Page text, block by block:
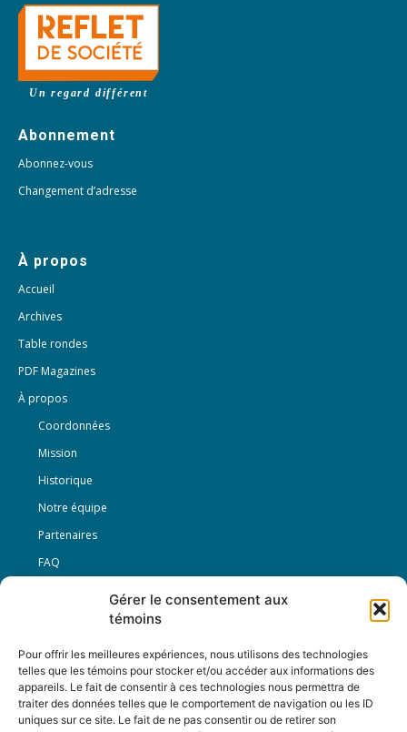
Gérer le consentement aux
témoins
Pour offrir les meilleures expériences, nous utilisons des technologies
telles que les témoins pour stocker et/ou accéder aux informations des
appareils. Le fait de consentir à ces technologies nous permettra de
traiter des données telles que le comportement de navigation ou les ID
uniques sur ce site. Le fait de ne pas consentir ou de retirer son
Un regard différent
Abonnement
Abonnez-vous
Changement d’adresse
À propos
Accueil
Archives
Table rondes
PDF Magazines
À propos
Coordonnées
Mission
Historique
Notre équipe
Partenaires
FAQ
Conditions générales
Nous Suivre